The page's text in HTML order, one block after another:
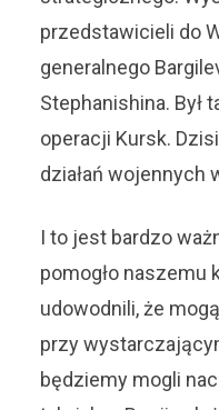
przedstawicieli do
generalnego
Stephanishina. Był
operacji Kursk.
działań wojennych
I to jest bardzo
pomogło naszemu
udowodnili, że
przy
będziemy mogli